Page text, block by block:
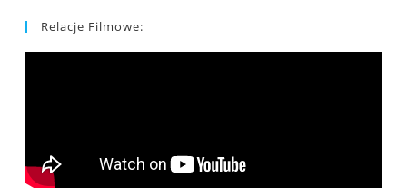
Relacje Filmowe: